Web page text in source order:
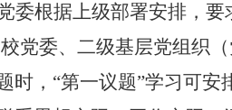
委根据上级部署安排，
党委、 二级基层党组织
时， “第一议题”学习可